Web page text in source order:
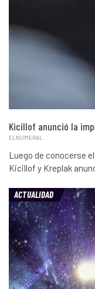
Kicillof anunció la
ELNUMERAL
Luego de conocerse
Kicillof y Kreplak
ACTUALIDAD